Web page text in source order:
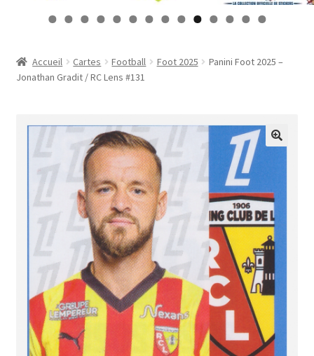
Contact
Mon compte
Panier
Validation de la commande
0 1 2 3 4
Accueil Cartes Football Foot 2025
Panini Foot 2025 –
Jonathan Gradit / RC Lens #131